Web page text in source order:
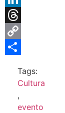
LinkedIn
Threads
Copy
Tags:
Cultura
,
evento